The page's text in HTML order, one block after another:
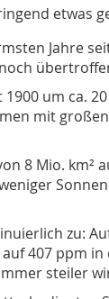
etwas
Jahre
um ca.
mit
8 Mio. km²
zu:
407 ppm in
steiler
Holen Sie